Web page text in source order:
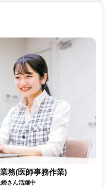
務(医師事務作業)
さん活躍中